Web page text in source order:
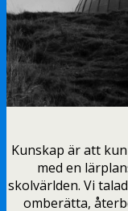
Kunskap är att
med en
skolvärlden. Vi
omberätta,